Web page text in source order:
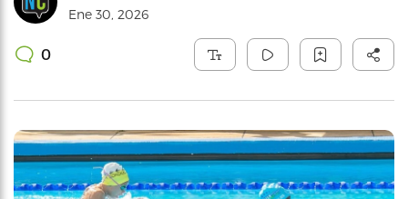
Ene 30, 2026
0